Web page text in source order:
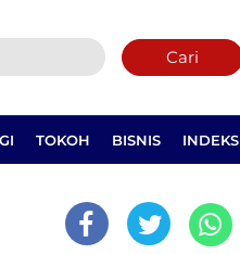
Cari
TOKOH BISNIS INDEKS